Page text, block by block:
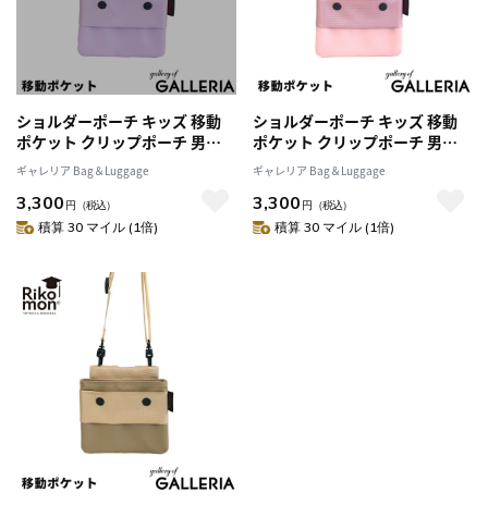
ショルダーポーチ キッズ 移動
ポケット クリップポーチ 男の
子 女の子 Rikomon リコモン 子
ども 斜めがけ 別売り RYU0009
メール便
ギャレリア Bag＆Luggage
3,300 円 （税込）
積算 30 マイル (1倍)
ショルダーポーチ キッズ 移動
ポケット クリップポーチ 男の
子 女の子 Rikomon リコモン 子
ども 斜めがけ 別売り RYU0009
メール便
ギャレリア Bag＆Luggage
3,300 円 （税込）
積算 30 マイル (1倍)